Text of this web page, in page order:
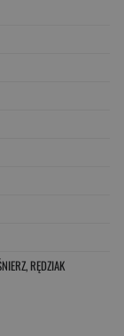
RĘDZIAK